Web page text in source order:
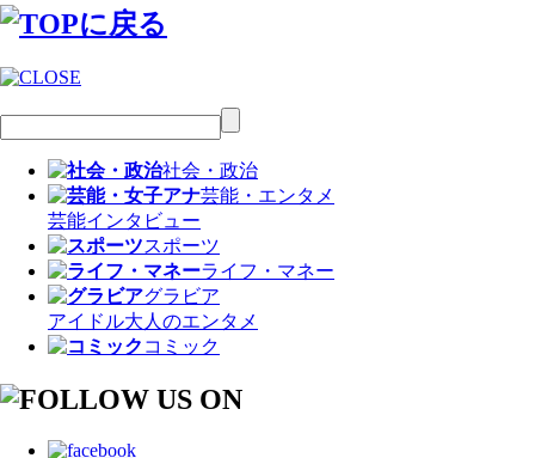
社会・政治
芸能・エンタメ
芸能インタビュー
スポーツ
ライフ・マネー
グラビア
アイドル大人のエンタメ
コミック